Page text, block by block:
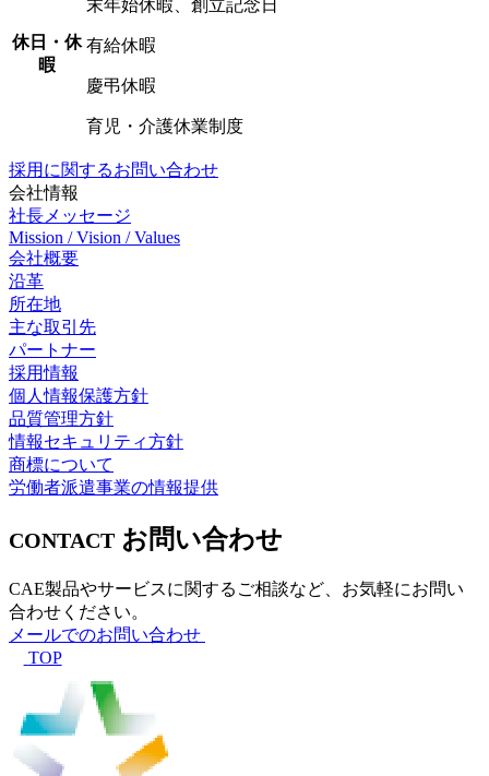
休日・休
暇
末年始休暇、創立記念日
有給休暇
慶弔休暇
育児・介護休業制度
採用に関するお問い合わせ
会社情報
社長メッセージ
Mission / Vision / Values
会社概要
沿革
所在地
主な取引先
パートナー
採用情報
個人情報保護方針
品質管理方針
情報セキュリティ方針
商標について
労働者派遣事業の情報提供
CONTACT お問い合わせ
CAE製品やサービスに関するご相談など、お気軽にお問い
合わせください。
メールでのお問い合わせ
TOP